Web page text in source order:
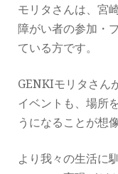
モリタさんは、宮
障がい者の参加・
ている方です。
GENKIモリタさん
イベントも、場所
うになることが想
より我々の生活に